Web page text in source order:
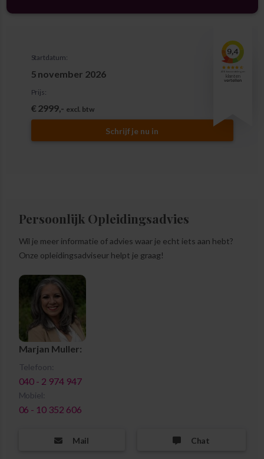
Startdatum:
5 november 2026
Prijs:
€ 2999,- excl. btw
Schrijf je nu in
Persoonlijk Opleidingsadvies
Wil je meer informatie of advies waar je echt iets aan hebt?
Onze opleidingsadviseur helpt je graag!
Marjan Muller:
Telefoon:
040 - 2 974 947
Mobiel:
06 - 10 352 606
Mail Chat